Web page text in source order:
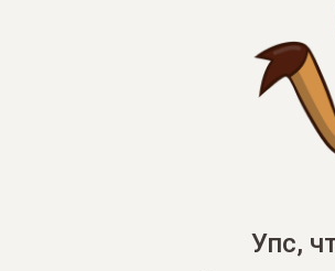
Упс,